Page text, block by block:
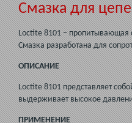
Смазка для
Loctite 8101 – пропитывающая
Смазка разработана для
ОПИСАНИЕ
Loctite 8101 представляет
выдерживает высокое
ПРИМЕНЕНИЕ